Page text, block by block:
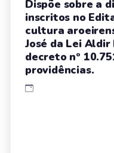
Dispõe sobre a
inscritos no
cultura
José da Lei Aldir
decreto nº
providências.